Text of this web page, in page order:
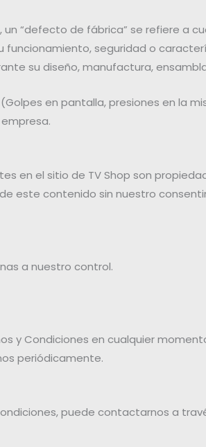
un “defecto de fábrica” se refiere a
seguridad o
su diseño, manufactura,
en pantalla, presiones en la
en el sitio de TV Shop son
este contenido sin nuestro
a nuestro control.
y Condiciones en cualquier
periódicamente.
puede contactarnos a